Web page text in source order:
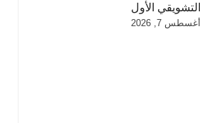
التشويقي الأول
أغسطس 7, 2026